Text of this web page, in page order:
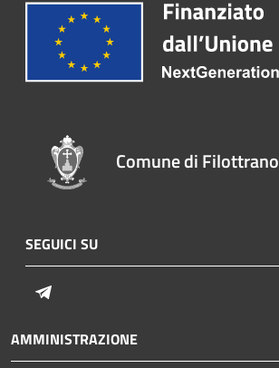
Comune di Filottrano
SEGUICI SU
AMMINISTRAZIONE